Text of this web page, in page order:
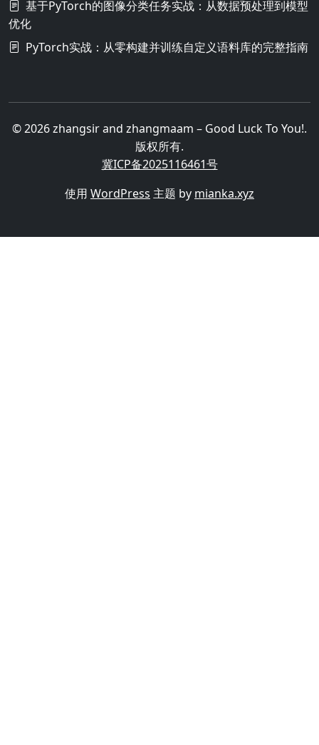
基于PyTorch的图像分类任务实战：从数据预处理到模型
优化
PyTorch实战：从零构建并训练自定义语料库的完整指南
© 2026 zhangsir and zhangmaam – Good Luck To You!.
版权所有.
冀ICP备2025116461号
使用 WordPress 主题 by mianka.xyz